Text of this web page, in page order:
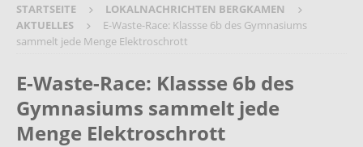
STARTSEITE
LOKALNACHRICHTEN BERGKAMEN
AKTUELLES
E-Waste-Race: Klassse 6b des Gymnasiums
sammelt jede Menge Elektroschrott
E-Waste-Race: Klassse 6b des
Gymnasiums sammelt jede
Menge Elektroschrott